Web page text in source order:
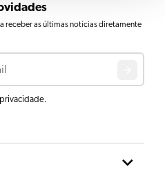
receber as últimas notícias diretamente